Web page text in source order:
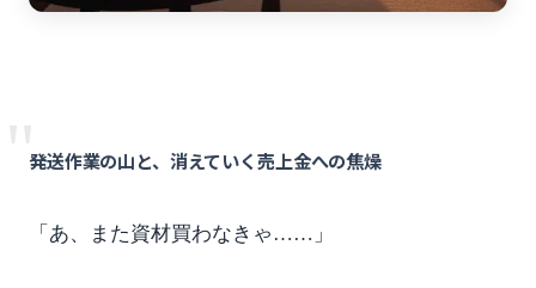
"
発送作業の山と、消えていく売上金への焦燥
「あ、また資材買わなきゃ……」